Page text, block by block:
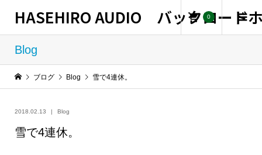
HASEHIRO AUDIO バックロード
0
Blog
ブログ Blog 雪で4連休。
2018.02.13 Blog
雪で4連休。